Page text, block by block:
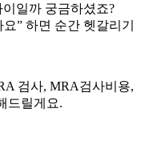
일까 궁금하셨죠?
” 하면 순간 헷갈리기
검사, MRA검사비용,
드릴게요.